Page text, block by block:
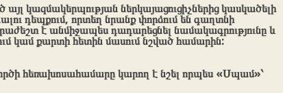
կազմակերպության ներկայացուցիչներից կասկածելի
դեպքում, որտեղ նրանք փորձում են գաղտնի
է անմիջապես դադարեցնել նամակագրությունը և
կամ քարտի հետին մասում նշված համարին:
հեռախոսահամարը կարող է նշել որպես «Սպամ»՝